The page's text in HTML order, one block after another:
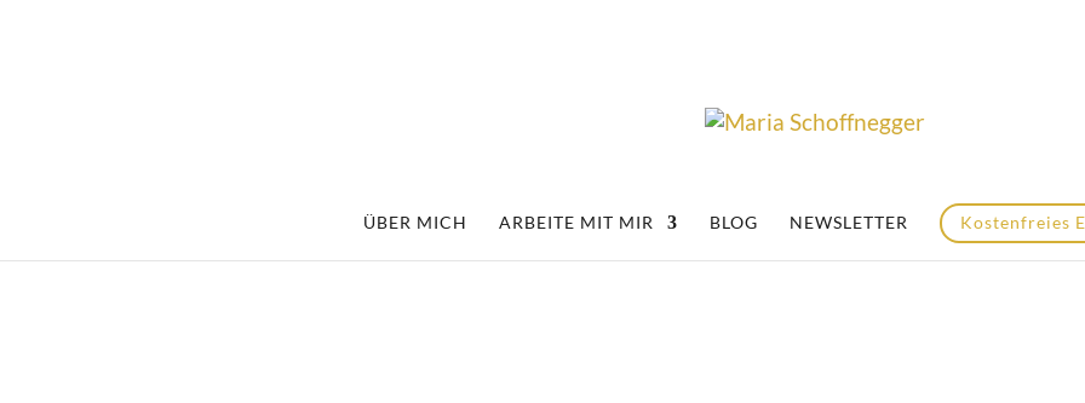
ÜBER MICH ARBEITE MIT MIR BLOG NEWSLETTER Kostenfreies